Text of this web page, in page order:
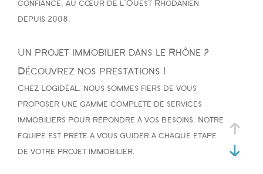
confiance, au cœur de l'Ouest Rhodanien
depuis 2008.
Un projet immobilier dans le Rhône ?
Découvrez nos prestations !
Chez Logidéal, nous sommes fiers de vous
proposer une gamme complète de services
immobiliers pour répondre à vos besoins. Notre
équipe est prête à vous guider à chaque étape
de votre projet immobilier.
PIÈCES
1 2 3 4